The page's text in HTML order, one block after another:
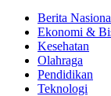
Berita
Ekonomi &
Kesehatan
Olahraga
Pendidikan
Teknologi